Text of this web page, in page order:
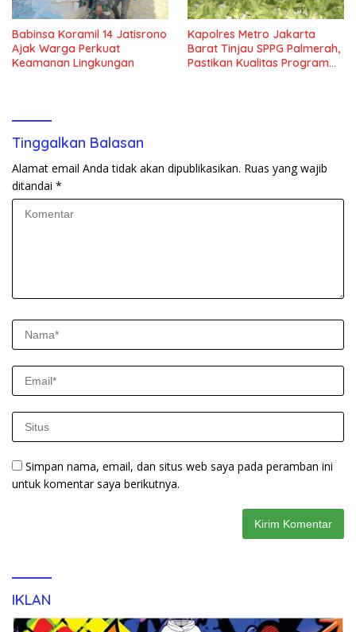
Babinsa Koramil 14 Jatisrono
Ajak Warga Perkuat
Keamanan Lingkungan
Kapolres Metro Jakarta
Barat Tinjau SPPG Palmerah,
Pastikan Kualitas Program
Tinggalkan Balasan
Alamat email Anda tidak akan dipublikasikan. Ruas yang wajib
ditandai *
Simpan nama, email, dan situs web saya pada peramban ini
untuk komentar saya berikutnya.
IKLAN